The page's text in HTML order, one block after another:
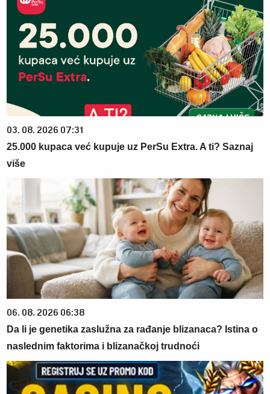
03. 08. 2026 07:31
25.000 kupaca već kupuje uz PerSu Extra. A ti? Saznaj
više
06. 08. 2026 06:38
Da li je genetika zaslužna za rađanje blizanaca? Istina o
naslednim faktorima i blizanačkoj trudnoći